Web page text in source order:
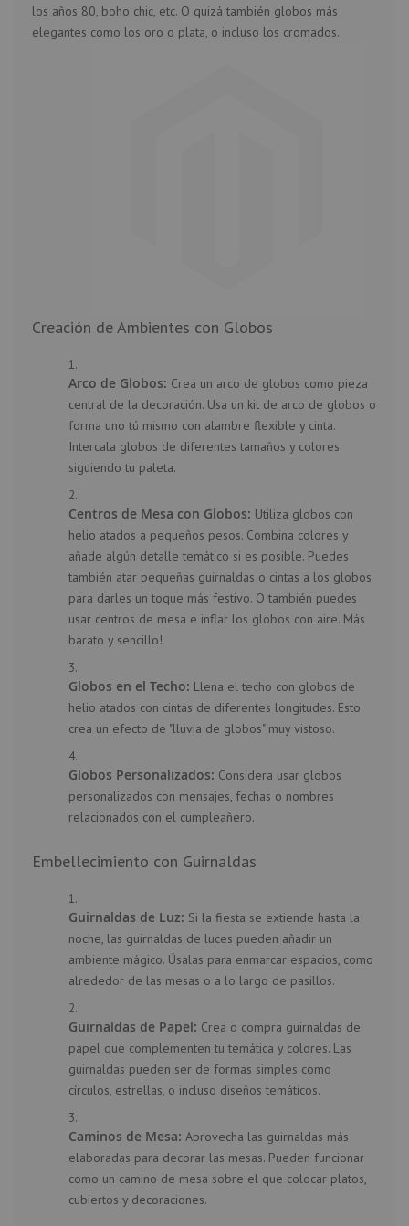
los años 80, boho chic, etc. O quizá también globos más
elegantes como los oro o plata, o incluso los cromados.
Creación de Ambientes con Globos
Arco de Globos: Crea un arco de globos como pieza
central de la decoración. Usa un kit de arco de globos o
forma uno tú mismo con alambre flexible y cinta.
Intercala globos de diferentes tamaños y colores
siguiendo tu paleta.
Centros de Mesa con Globos: Utiliza globos con
helio atados a pequeños pesos. Combina colores y
añade algún detalle temático si es posible. Puedes
también atar pequeñas guirnaldas o cintas a los globos
para darles un toque más festivo. O también puedes
usar centros de mesa e inflar los globos con aire. Más
barato y sencillo!
Globos en el Techo: Llena el techo con globos de
helio atados con cintas de diferentes longitudes. Esto
crea un efecto de "lluvia de globos" muy vistoso.
Globos Personalizados: Considera usar globos
personalizados con mensajes, fechas o nombres
relacionados con el cumpleañero.
Embellecimiento con Guirnaldas
Guirnaldas de Luz: Si la fiesta se extiende hasta la
noche, las guirnaldas de luces pueden añadir un
ambiente mágico. Úsalas para enmarcar espacios, como
alrededor de las mesas o a lo largo de pasillos.
Guirnaldas de Papel: Crea o compra guirnaldas de
papel que complementen tu temática y colores. Las
guirnaldas pueden ser de formas simples como
círculos, estrellas, o incluso diseños temáticos.
Caminos de Mesa: Aprovecha las guirnaldas más
elaboradas para decorar las mesas. Pueden funcionar
como un camino de mesa sobre el que colocar platos,
cubiertos y decoraciones.